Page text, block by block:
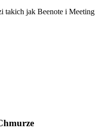
takich jak Beenote i Meeting